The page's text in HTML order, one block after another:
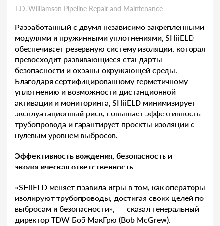
T.D. Williamson Pipeline Repair and Maintenance
Разработанный с двумя независимо закрепленными
модулями и пружинными уплотнениями, SHiiELD
обеспечивает резервную систему изоляции, которая
превосходит развивающиеся стандарты
безопасности и охраны окружающей среды.
Благодаря сертифицированному герметичному
уплотнению и возможности дистанционной
активации и мониторинга, SHiiELD минимизирует
эксплуатационный риск, повышает эффективность
трубопровода и гарантирует проекты изоляции с
нулевым уровнем выбросов.
Эффективность вождения, безопасность и
экологическая ответственность
«SHiiELD меняет правила игры в том, как операторы
изолируют трубопроводы, достигая своих целей по
выбросам и безопасности», — сказал генеральный
директор TDW Боб МакГрю (Bob McGrew).